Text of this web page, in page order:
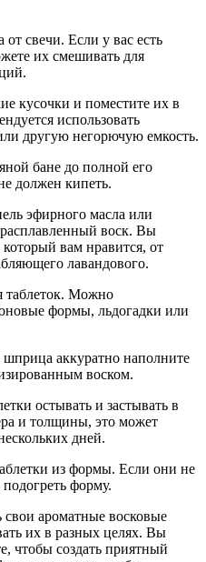
от свечи. Если у вас есть
их смешивать для
кусочки и поместите их в
использовать
другую негорючую емкость.
бане до полной его
должен кипеть.
эфирного масла или
расплавленный воск. Вы
вам нравится, от
лавандового.
таблеток. Можно
формы, льдогадки или
аккуратно наполните
воском.
остывать и застывать в
и толщины, это может
дней.
из формы. Если они не
форму.
свои ароматные восковые
их в разных целях. Вы
чтобы создать приятный